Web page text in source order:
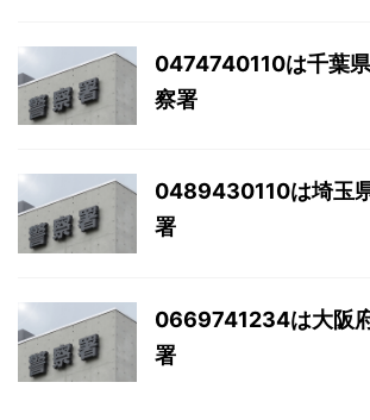
0474740110は千葉
察署
0489430110は埼玉
署
0669741234は大阪
署